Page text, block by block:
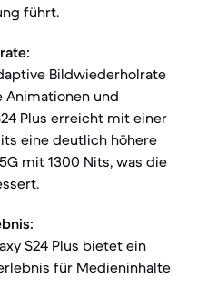
führt.
Bildwiederholrate
Animationen und
Plus erreicht mit einer
eine deutlich höhere
mit 1300 Nits, was die
S24 Plus bietet ein
für Medieninhalte